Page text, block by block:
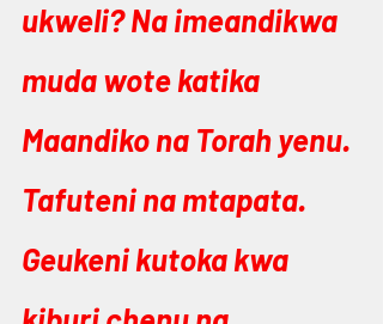
ukweli? Na imeandikwa
muda wote katika
Maandiko na Torah yenu.
Tafuteni na mtapata.
Geukeni kutoka kwa